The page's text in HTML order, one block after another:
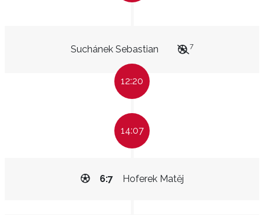
Suchánek Sebastian 7
12:20
14:07
Hoferek Matěj
6:7